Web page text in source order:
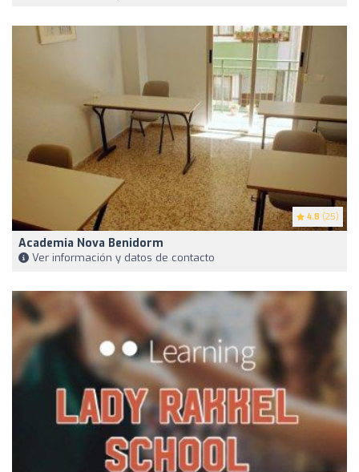
4.8 (25)
Academia Nova Benidorm
Ver información y datos de contacto